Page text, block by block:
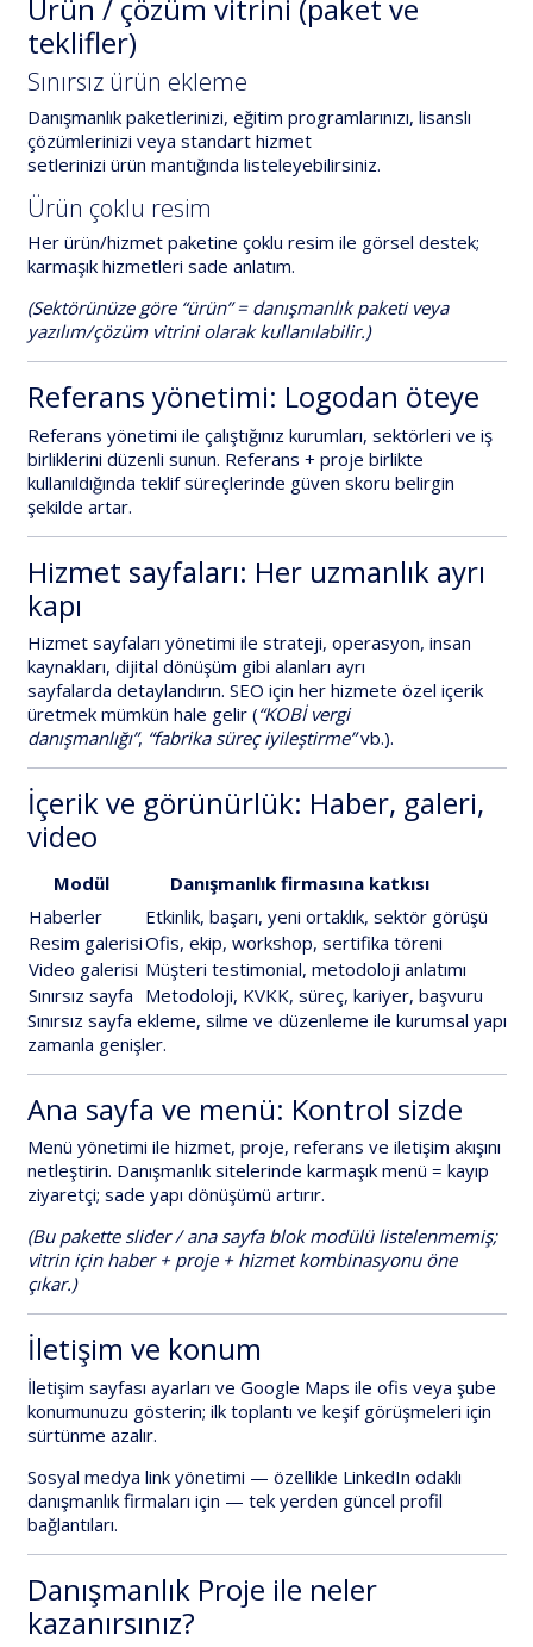
Ürün / çözüm vitrini (paket ve
teklifler)
Sınırsız ürün ekleme
Danışmanlık paketlerinizi, eğitim programlarınızı, lisanslı
çözümlerinizi veya standart hizmet
setlerinizi ürün mantığında listeleyebilirsiniz.
Ürün çoklu resim
Her ürün/hizmet paketine çoklu resim ile görsel destek;
karmaşık hizmetleri sade anlatım.
(Sektörünüze göre “ürün” = danışmanlık paketi veya
yazılım/çözüm vitrini olarak kullanılabilir.)
Referans yönetimi: Logodan öteye
Referans yönetimi ile çalıştığınız kurumları, sektörleri ve iş
birliklerini düzenli sunun. Referans + proje birlikte
kullanıldığında teklif süreçlerinde güven skoru belirgin
şekilde artar.
Hizmet sayfaları: Her uzmanlık ayrı
kapı
Hizmet sayfaları yönetimi ile strateji, operasyon, insan
kaynakları, dijital dönüşüm gibi alanları ayrı
sayfalarda detaylandırın. SEO için her hizmete özel içerik
üretmek mümkün hale gelir (“KOBİ vergi
danışmanlığı”, “fabrika süreç iyileştirme”vb.).
İçerik ve görünürlük: Haber, galeri,
video
Modül
Danışmanlık firmasına katkısı
Haberler
Etkinlik, başarı, yeni ortaklık, sektör görüşü
Resim galerisiOfis, ekip, workshop, sertifika töreni
Video galerisi Müşteri testimonial, metodoloji anlatımı
Sınırsız sayfa Metodoloji, KVKK, süreç, kariyer, başvuru
Sınırsız sayfa ekleme, silme ve düzenleme ile kurumsal yapı
zamanla genişler.
Ana sayfa ve menü: Kontrol sizde
Menü yönetimi ile hizmet, proje, referans ve iletişim akışını
netleştirin. Danışmanlık sitelerinde karmaşık menü = kayıp
ziyaretçi; sade yapı dönüşümü artırır.
(Bu pakette slider / ana sayfa blok modülü listelenmemiş;
vitrin için haber + proje + hizmet kombinasyonu öne
çıkar.)
İletişim ve konum
İletişim sayfası ayarları ve Google Maps ile ofis veya şube
konumunuzu gösterin; ilk toplantı ve keşif görüşmeleri için
sürtünme azalır.
Sosyal medya link yönetimi — özellikle LinkedIn odaklı
danışmanlık firmaları için — tek yerden güncel profil
bağlantıları.
Danışmanlık Proje ile neler
kazanırsınız?